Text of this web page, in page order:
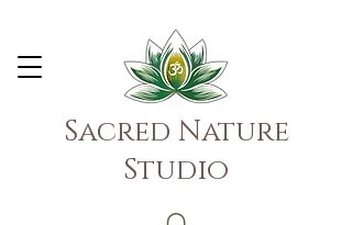
Sacred Nature
Studio